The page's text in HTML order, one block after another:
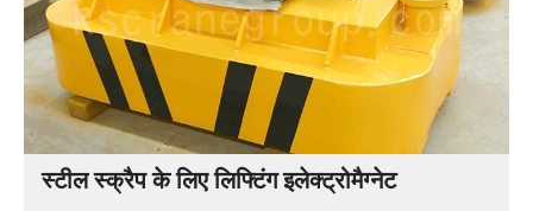
स्टील स्क्रैप के लिए लिफ्टिंग इलेक्ट्रोमैग्नेट